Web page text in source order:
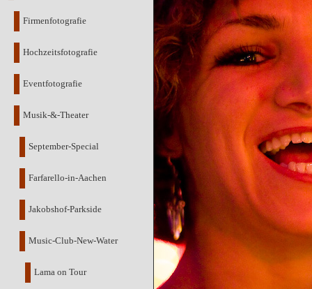
Firmenfotografie
Hochzeitsfotografie
Eventfotografie
Musik-&-Theater
September-Special
Farfarello-in-Aachen
Jakobshof-Parkside
Music-Club-New-Water
Lama on Tour